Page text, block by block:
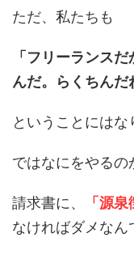
ただ、私たちも
「フリーランス
んだ。らくちんだ
ということにはな
ではなにをやるの
請求書に、 「源
なければダメなん